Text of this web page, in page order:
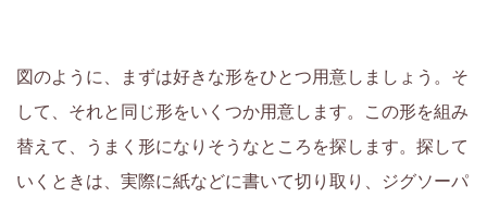
図のように、まずは好きな形をひとつ用意しましょう。そ
して、それと同じ形をいくつか用意します。この形を組み
替えて、うまく形になりそうなところを探します。探して
いくときは、実際に紙などに書いて切り取り、ジグソーパ